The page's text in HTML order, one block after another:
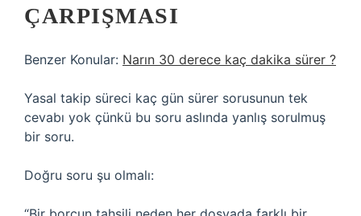
ÇARPIŞMASI
Benzer Konular: Narın 30 derece kaç dakika sürer ?
Yasal takip süreci kaç gün sürer sorusunun tek
cevabı yok çünkü bu soru aslında yanlış sorulmuş
bir soru.
Doğru soru şu olmalı: